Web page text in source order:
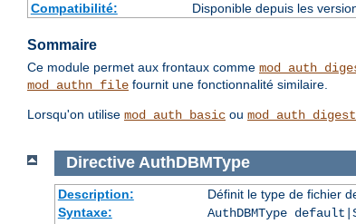
Compatibilité:
Disponible depuis les
Sommaire
Ce module permet aux frontaux comme
mod_authn_file fournit une fonctionnalité similaire.
Lorsqu'on utilise mod_auth_basic ou mod_auth_digest
Directive AuthDBMType
Description:
Définit le type de fichier
Syntaxe:
AuthDBMType